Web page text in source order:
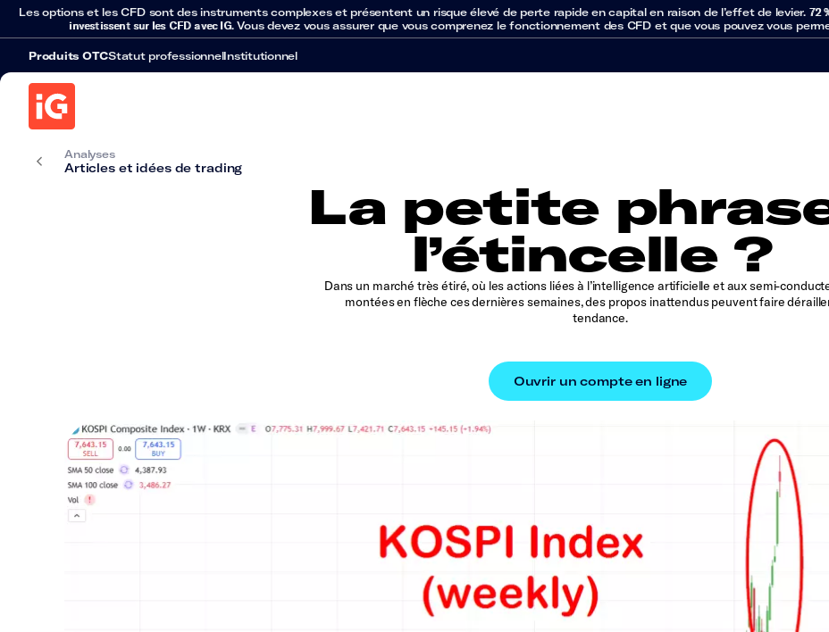
Les options et les CFD sont des instruments complexes et présentent un risque élevé de perte rapide en capital en raison de l’effet de levier. 72
investissent sur les CFD avec IG. Vous devez vous assurer que vous comprenez le fonctionnement des CFD et que vous pouvez vous
Produits OTCStatut professionnelInstitutionnel
Analyses
Articles et idées de trading
La petite
l’étincelle ?
Dans un marché très étiré, où les actions liées à l’intelligence artificielle et aux semi-
montées en flèche ces dernières semaines, des propos inattendus peuvent faire
tendance.